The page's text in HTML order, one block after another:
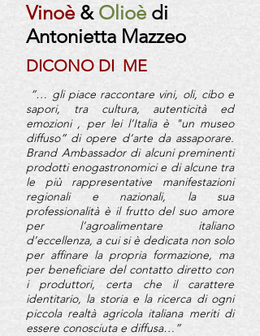
Vinoè & Olioè di
Antonietta Mazzeo
DICONO DI ME
“… gli piace raccontare vini, oli, cibo e
sapori, tra cultura, autenticità ed
emozioni , per lei l’Italia è "un museo
diffuso” di opere d’arte da assaporare.
Brand Ambassador di alcuni preminenti
prodotti enogastronomici e di alcune tra
le più rappresentative manifestazioni
regionali e nazionali, la sua
professionalità è il frutto del suo amore
per l’agroalimentare italiano
d’eccellenza, a cui si è dedicata non solo
per affinare la propria formazione, ma
per beneficiare del contatto diretto con
i produttori, certa che il carattere
identitario, la storia e la ricerca di ogni
piccola realtà agricola italiana meriti di
essere conosciuta e diffusa…”